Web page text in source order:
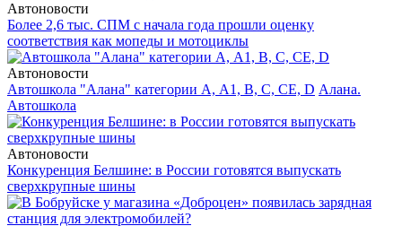
Автоновости
Более 2,6 тыс. СПМ с начала года прошли оценку
соответствия как мопеды и мотоциклы
Автоновости
Автошкола "Алана" категории А, А1, В, С, СЕ, D Алана.
Автошкола
Автоновости
Конкуренция Белшине: в России готовятся выпускать
сверхкрупные шины